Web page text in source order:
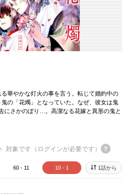
る華やかな灯火の事を言う。転じて婚約中の
の「花燭」となっていた。なぜ、彼女は鬼
にさかのぼり…。高潔なる花嫁と異形の鬼と
対象です（ログインが必要です）
60 - 11 10 - 1 1話から